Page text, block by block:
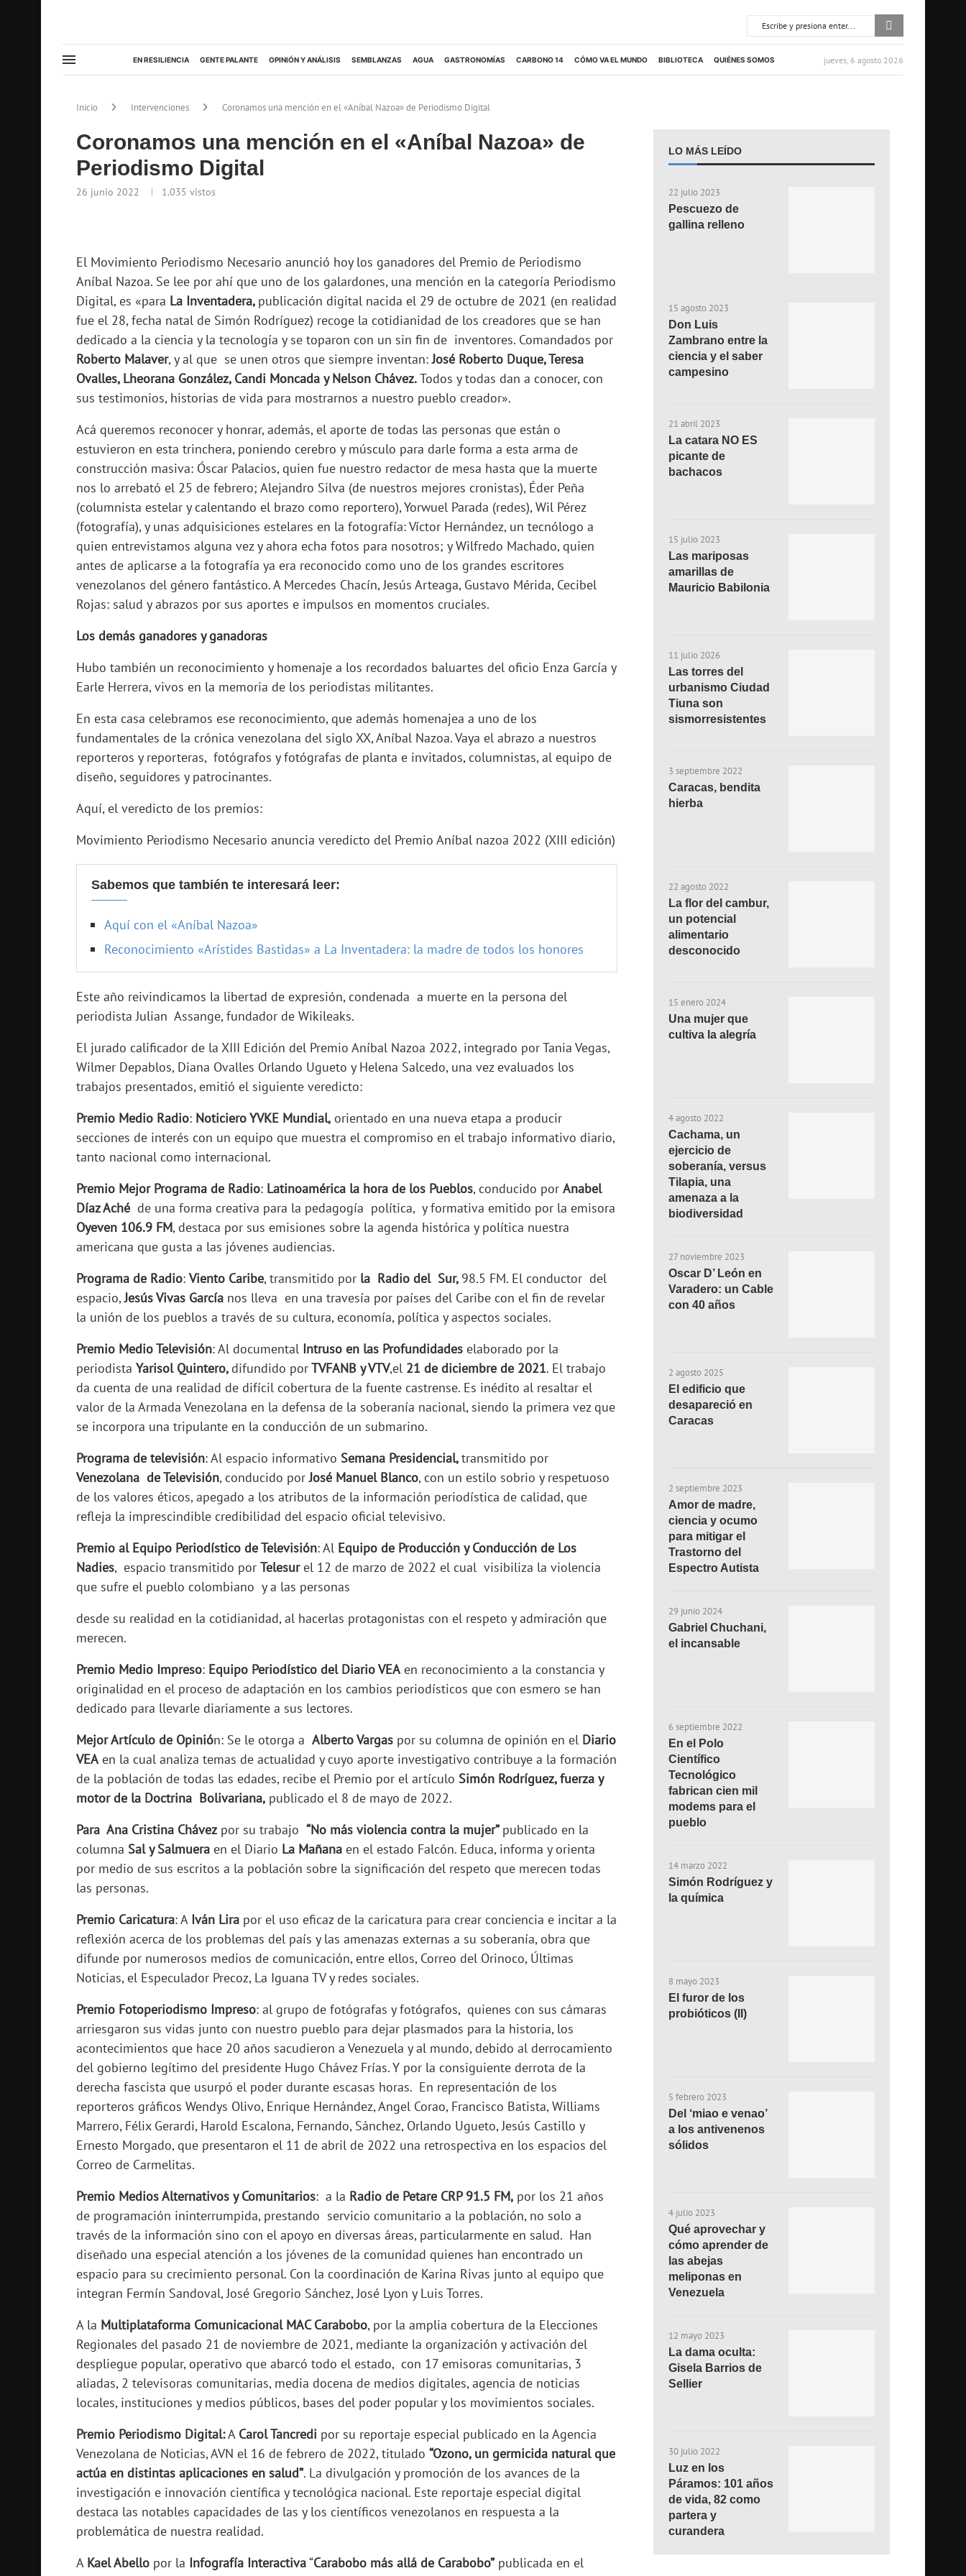
EN RESILIENCIA GENTE PALANTE OPINIÓN Y ANÁLISIS SEMBLANZAS AGUA GASTRONOMÍAS CARBONO 14 CÓMO VA EL MUNDO BIBLIOTECA QUIÉNES SOMOS jueves, 6 agosto 2026
Inicio Intervenciones Coronamos una mención en el «Aníbal Nazoa» de Periodismo Digital
Coronamos una mención en el «Aníbal Nazoa» de
Periodismo Digital
26 junio 2022 1.035 vistos
El Movimiento Periodismo Necesario anunció hoy los ganadores del Premio de Periodismo
Aníbal Nazoa. Se lee por ahí que uno de los galardones, una mención en la categoría Periodismo
Digital, es «para La Inventadera, publicación digital nacida el 29 de octubre de 2021 (en realidad
fue el 28, fecha natal de Simón Rodríguez) recoge la cotidianidad de los creadores que se han
dedicado a la ciencia y la tecnología y se toparon con un sin fin de inventores. Comandados por
Roberto Malaver, y al que se unen otros que siempre inventan:José Roberto Duque, Teresa
Ovalles, Lheorana González, Candi Moncada y Nelson Chávez.Todos y todas dan a conocer, con
sus testimonios, historias de vida para mostrarnos a nuestro pueblo creador».
Acá queremos reconocer y honrar, además, el aporte de todas las personas que están o
estuvieron en esta trinchera, poniendo cerebro y músculo para darle forma a esta arma de
construcción masiva: Óscar Palacios, quien fue nuestro redactor de mesa hasta que la muerte
nos lo arrebató el 25 de febrero; Alejandro Silva (de nuestros mejores cronistas), Éder Peña
(columnista estelar y calentando el brazo como reportero), Yorwuel Parada (redes), Wil Pérez
(fotografía), y unas adquisiciones estelares en la fotografía: Víctor Hernández, un tecnólogo a
quien entrevistamos alguna vez y ahora echa fotos para nosotros; y Wilfredo Machado, quien
antes de aplicarse a la fotografía ya era reconocido como uno de los grandes escritores
venezolanos del género fantástico. A Mercedes Chacín, Jesús Arteaga, Gustavo Mérida, Cecibel
Rojas: salud y abrazos por sus aportes e impulsos en momentos cruciales.
Los demás ganadores y ganadoras
Hubo también un reconocimiento y homenaje a los recordados baluartes del oficio Enza García y
Earle Herrera, vivos en la memoria de los periodistas militantes.
En esta casa celebramos ese reconocimiento, que además homenajea a uno de los
fundamentales de la crónica venezolana del siglo XX, Aníbal Nazoa. Vaya el abrazo a nuestros
reporteros y reporteras, fotógrafos y fotógrafas de planta e invitados, columnistas, al equipo de
diseño, seguidores y patrocinantes.
Aquí, el veredicto de los premios:
Movimiento Periodismo Necesario anuncia veredicto del Premio Aníbal nazoa 2022 (XIII edición)
Sabemos que también te interesará leer:
Aquí con el «Aníbal Nazoa»
Reconocimiento «Arístides Bastidas» a La Inventadera: la madre de todos los honores
Este año reivindicamos la libertad de expresión, condenada a muerte en la persona del
periodista Julian Assange, fundador de Wikileaks.
El jurado calificador de la XIII Edición del Premio Aníbal Nazoa 2022, integrado por Tania Vegas,
Wilmer Depablos, Diana Ovalles Orlando Ugueto y Helena Salcedo, una vez evaluados los
trabajos presentados, emitió el siguiente veredicto:
Premio Medio Radio: Noticiero YVKE Mundial, orientado en una nueva etapa a producir
secciones de interés con un equipo que muestra el compromiso en el trabajo informativo diario,
tanto nacional como internacional.
Premio Mejor Programa de Radio: Latinoamérica la hora de los Pueblos, conducido porAnabel
Díaz Aché de una forma creativa para la pedagogía política, y formativa emitido por la emisora
Oyeven 106.9 FM, destaca por sus emisiones sobre la agenda histórica y política nuestra
americana que gusta a las jóvenes audiencias.
Programa de Radio:Viento Caribe, transmitido por la Radio del Sur, 98.5 FM. El conductor del
espacio,Jesús Vivas García nos lleva en una travesía por países del Caribe con el fin de revelar
la unión de los pueblos a través de su cultura, economía, política y aspectos sociales.
Premio Medio Televisión: Al documental Intruso en las Profundidades elaborado por la
periodistaYarisol Quintero, difundido porTVFANB y VTV,el 21 de diciembre de 2021. El trabajo
da cuenta de una realidad de difícil cobertura de la fuente castrense. Es inédito al resaltar el
valor de la Armada Venezolana en la defensa de la soberanía nacional, siendo la primera vez que
se incorpora una tripulante en la conducción de un submarino.
Programa de televisión: Al espacio informativo Semana Presidencial,transmitido por
Venezolana de Televisión, conducido porJosé Manuel Blanco, con un estilo sobrio y respetuoso
de los valores éticos, apegado a los atributos de la información periodística de calidad, que
refleja la imprescindible credibilidad del espacio oficial televisivo.
Premio al Equipo Periodístico de Televisión: Al Equipo de Producción y Conducción de Los
Nadies, espacio transmitido porTelesurel 12 de marzo de 2022 el cual visibiliza la violencia
que sufre el pueblo colombiano y a las personas
desde su realidad en la cotidianidad, al hacerlas protagonistas con el respeto y admiración que
merecen.
Premio Medio Impreso: Equipo Periodístico del Diario VEAen reconocimiento a la constancia y
originalidad en el proceso de adaptación en los cambios periodísticos que con esmero se han
dedicado para llevarle diariamente a sus lectores.
Mejor Artículo de Opinión: Se le otorga aAlberto Vargas por su columna de opinión en el Diario
VEAen la cual analiza temas de actualidad y cuyo aporte investigativo contribuye a la formación
de la población de todas las edades, recibe el Premio por el artículo Simón Rodríguez, fuerza y
motor de la Doctrina Bolivariana, publicado el 8 de mayo de 2022.
Para Ana Cristina Chávez por su trabajo“No más violencia contra la mujer” publicado en la
columna Sal y Salmuera en el Diario La Mañana en el estado Falcón. Educa, informa y orienta
por medio de sus escritos a la población sobre la significación del respeto que merecen todas
las personas.
Premio Caricatura: A Iván Lira por el uso eficaz de la caricatura para crear conciencia e incitar a la
reflexión acerca de los problemas del país y las amenazas externas a su soberanía, obra que
difunde por numerosos medios de comunicación, entre ellos, Correo del Orinoco, Últimas
Noticias, el Especulador Precoz, La Iguana TV y redes sociales.
Premio Fotoperiodismo Impreso: al grupo de fotógrafas y fotógrafos, quienes con sus cámaras
arriesgaron sus vidas junto con nuestro pueblo para dejar plasmados para la historia, los
acontecimientos que hace 20 años sacudieron a Venezuela y al mundo, debido al derrocamiento
del gobierno legítimo del presidente Hugo Chávez Frías. Y por la consiguiente derrota de la
derecha fascista que usurpó el poder durante escasas horas. En representación de los
reporteros gráficos Wendys Olivo, Enrique Hernández, Angel Corao, Francisco Batista, Williams
Marrero, Félix Gerardi, Harold Escalona, Fernando, Sánchez, Orlando Ugueto, Jesús Castillo y
Ernesto Morgado, que presentaron el 11 de abril de 2022 una retrospectiva en los espacios del
Correo de Carmelitas.
Premio Medios Alternativos y Comunitarios: a la Radio de Petare CRP 91.5 FM, por los 21 años
de programación ininterrumpida, prestando servicio comunitario a la población, no solo a
través de la información sino con el apoyo en diversas áreas, particularmente en salud. Han
diseñado una especial atención a los jóvenes de la comunidad quienes han encontrado un
espacio para su crecimiento personal. Con la coordinación de Karina Rivas junto al equipo que
integran Fermín Sandoval, José Gregorio Sánchez, José Lyon y Luis Torres.
A la Multiplataforma Comunicacional MAC Carabobo, por la amplia cobertura de la Elecciones
Regionales del pasado 21 de noviembre de 2021, mediante la organización y activación del
despliegue popular, operativo que abarcó todo el estado, con 17 emisoras comunitarias, 3
aliadas, 2 televisoras comunitarias, media docena de medios digitales, agencia de noticias
locales, instituciones y medios públicos, bases del poder popular y los movimientos sociales.
Premio Periodismo Digital:A Carol Tancredi por su reportaje especial publicado en la Agencia
Venezolana de Noticias, AVN el 16 de febrero de 2022, titulado“Ozono, un germicida natural que
actúa en distintas aplicaciones en salud”. La divulgación y promoción de los avances de la
investigación e innovación científica y tecnológica nacional. Este reportaje especial digital
destaca las notables capacidades de las y los científicos venezolanos en respuesta a la
problemática de nuestra realidad.
A Kael Abello por la Infografía Interactiva“Carabobo más allá de Carabobo” publicada en el
LO MÁS LEÍDO
22 julio 2023
Pescuezo de
gallina relleno
15 agosto 2023
Don Luis
Zambrano entre la
ciencia y el saber
campesino
21 abril 2023
La catara NO ES
picante de
bachacos
15 julio 2023
Las mariposas
amarillas de
Mauricio Babilonia
11 julio 2026
Las torres del
urbanismo Ciudad
Tiuna son
sismorresistentes
3 septiembre 2022
Caracas, bendita
hierba
22 agosto 2022
La flor del cambur,
un potencial
alimentario
desconocido
15 enero 2024
Una mujer que
cultiva la alegría
4 agosto 2022
Cachama, un
ejercicio de
soberanía, versus
Tilapia, una
amenaza a la
biodiversidad
27 noviembre 2023
Oscar D’ León en
Varadero: un Cable
con 40 años
2 agosto 2025
El edificio que
desapareció en
Caracas
2 septiembre 2023
Amor de madre,
ciencia y ocumo
para mitigar el
Trastorno del
Espectro Autista
29 junio 2024
Gabriel Chuchani,
el incansable
6 septiembre 2022
En el Polo
Científico
Tecnológico
fabrican cien mil
modems para el
pueblo
14 marzo 2022
Simón Rodríguez y
la química
8 mayo 2023
El furor de los
probióticos (II)
5 febrero 2023
Del ‘miao e venao’
a los antivenenos
sólidos
4 julio 2023
Qué aprovechar y
cómo aprender de
las abejas
meliponas en
Venezuela
12 mayo 2023
La dama oculta:
Gisela Barrios de
Sellier
30 julio 2022
Luz en los
Páramos: 101 años
de vida, 82 como
partera y
curandera